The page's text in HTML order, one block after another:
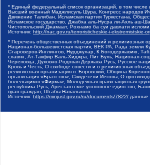
* Единый федеральный список организаций, в том числе
Высший военный Маджлисуль Шура, Конгресс народов
Движение Талибан, Исламская партия Туркестана,
Исламское государство, Джабха аль-Нусра ли-Ахль
Чистопольский Джамаат, Рохнамо ба суи давлати
Источник: http://nac.gov.ru/terroristicheskie-i-ekstremistskie-
* Перечень общественных объединений и религиозных
Национал-большевистская партия, ВЕК РА, Рада земли
Староверов-Инглингов, Нурджулар, К Богодержавию,
славян, Ат-Такфир Валь-Хиджра, Пит Буль, Национал-
Череповца, Духовно-Родовая Держава Русь, Русское
Кровь и Честь, О свободе совести и о религиозных
религиозная организация п. Боровский, Община
организация «Братство», Свидетели Иеговы, О
болельщиков «Фирма», Молодежная правозащитная
республика Русь, Арестантское уголовное единство,
прав граждан, Штабы Навального
Источник: https://minjust.gov.ru/ru/documents/7822/ данные